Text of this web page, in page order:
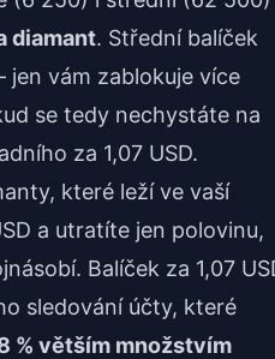
diamant. Střední balíček
jen vám zablokuje více
se tedy nechystáte na
za 1,07 USD.
které leží ve vaší
a utratíte jen polovinu,
Balíček za 1,07
sledování účty, které
% větším množstvím